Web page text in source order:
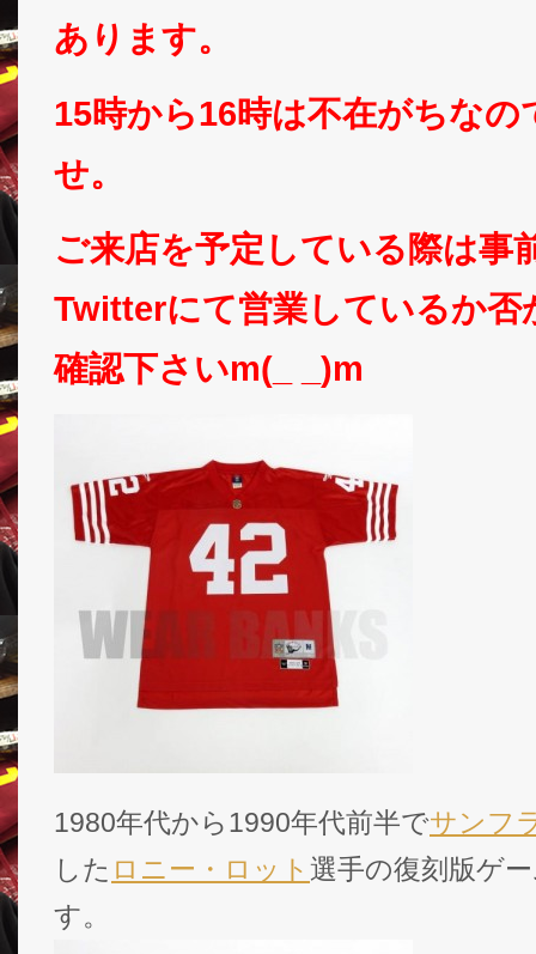
あります。
15時から16時は不在がちなの
せ。
ご来店を予定している際は事
Twitterにて営業しているか否
確認下さいm(_ _)m
1980年代から1990年代前半でサンフ
した ロニー・ロット 選手の復刻版ゲ
す。